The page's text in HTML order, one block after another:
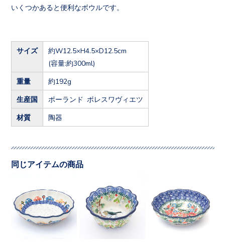
いくつかあると便利なボウルです。
サイズ
約W12.5×H4.5×D12.5cm
(容量:約300ml)
重量 約192g
生産国 ポーランド ボレスワヴィエツ
材質 陶器
同じアイテムの商品